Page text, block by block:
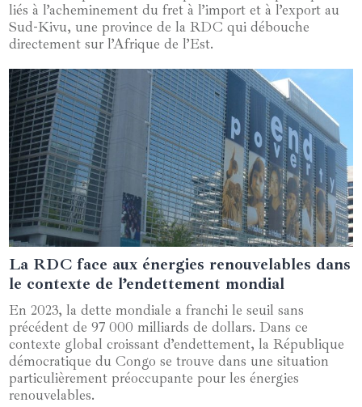
liés à l’acheminement du fret à l’import et à l’export au
Sud-Kivu, une province de la RDC qui débouche
directement sur l’Afrique de l’Est.
06 juin 2024
La RDC face aux énergies renouvelables dans
le contexte de l’endettement mondial
En 2023, la dette mondiale a franchi le seuil sans
précédent de 97 000 milliards de dollars. Dans ce
contexte global croissant d’endettement, la République
démocratique du Congo se trouve dans une situation
particulièrement préoccupante pour les énergies
renouvelables.